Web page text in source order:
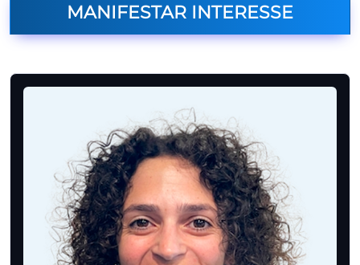
MANIFESTAR INTERESSE